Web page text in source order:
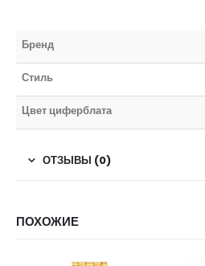
Бренд
Стиль
Цвет циферблата
ОТЗЫВЫ (0)
ПОХОЖИЕ